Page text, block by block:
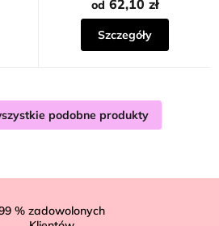
5
gwiazdek.
od 62,10 zł
Szczegóły
podobne produkty
% zadowolonych